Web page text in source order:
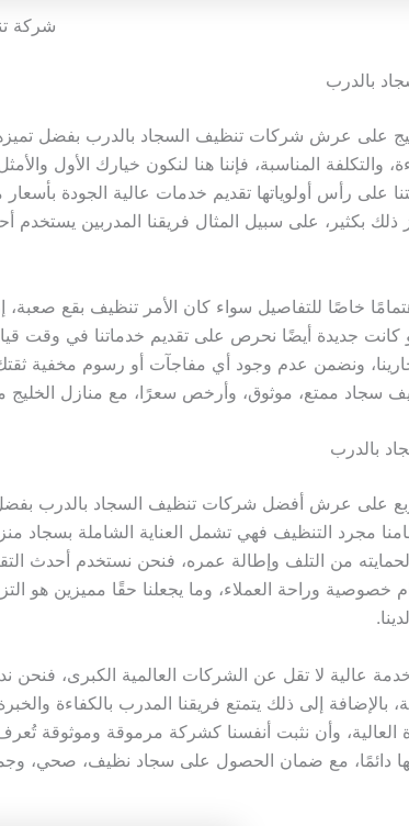
شركة
بالدرب
على عرش شركات تنظيف السجاد بالدرب بفضل
والتكلفة المناسبة، فإننا هنا لنكون خيارك
على رأس أولوياتها تقديم خدمات عالية الجودة
ذلك بكثير، على سبيل المثال فريقنا المدربين
خاصًا للتفاصيل سواء كان الأمر تنظيف بقع
كانت جديدة أيضًا نحرص على تقديم خدماتنا في وقت
ونضمن عدم وجود أي مفاجآت أو رسوم مخفية ثقتك
ممتع، موثوق، وأرخص سعرًا، مع منازل الخليج
بالدرب
على عرش أفضل شركات تنظيف السجاد بالدرب بفضل
مجرد التنظيف فهي تشمل العناية الشاملة بسجاد
لحمايته من التلف وإطالة عمره، فنحن نستخدم أحدث
وراحة العملاء، وما يجعلنا حقًا مميزين هو
عالية لا تقل عن الشركات العالمية الكبرى، فنحن
بالإضافة إلى ذلك يتمتع فريقنا المدرب بالكفاءة
العالية، وأن نثبت أنفسنا كشركة مرموقة وموثوقة
دائمًا، مع ضمان الحصول على سجاد نظيف، صحي،